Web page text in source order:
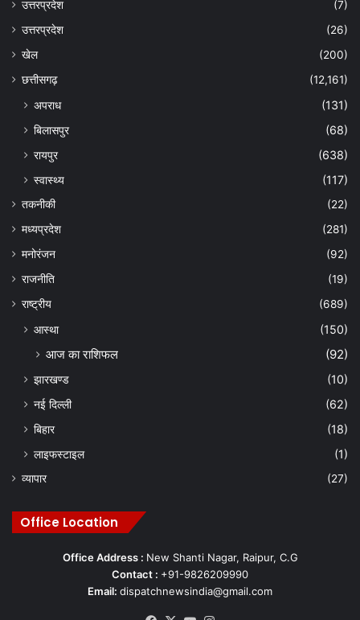
उत्तरप्रदेश
(7)
उत्तरप्रदेश
(26)
खेल
(200)
छत्तीसगढ़
(12,161)
अपराध
(131)
बिलासपुर
(68)
रायपुर
(638)
स्वास्थ्य
(117)
तकनीकी
(22)
मध्यप्रदेश
(281)
मनोरंजन
(92)
राजनीति
(19)
राष्ट्रीय
(689)
आस्था (150)
आज का राशिफल (92)
झारखण्ड
(10)
नई दिल्ली
(62)
बिहार
(18)
लाइफस्टाइल
(1)
व्यापार (27)
Office Location
Office Address : New Shanti Nagar, Raipur, C.G
Contact : +91-9826209990
Email: dispatchnewsindia@gmail.com